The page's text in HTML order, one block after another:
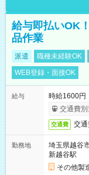
給与即払いOK
品作業
派遣 職種未経験OK
WEB登録・面接OK
給与
時給1600円
交通費別
交通費 交通
勤務地
埼玉県越谷
新越谷駅
その他製